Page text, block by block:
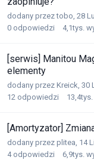
dodany przeztobo, 28
0 odpowiedzi 4,1tys.
[serwis] Manitou
elementy
dodany przez Kreick, 30
12 odpowiedzi 13,4tys.
[Amortyzator]
dodany przez plitea, 14
4 odpowiedzi 6,9tys.